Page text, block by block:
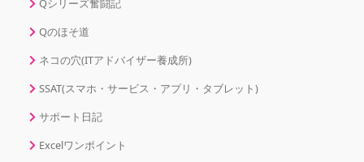
Qシリーズ奮闘記
Qのほそ道
ネコの穴(ITアドバイザー養成所)
SSAT(スマホ・サービス・アプリ・タブレット)
サポート日記
Excelワンポイント